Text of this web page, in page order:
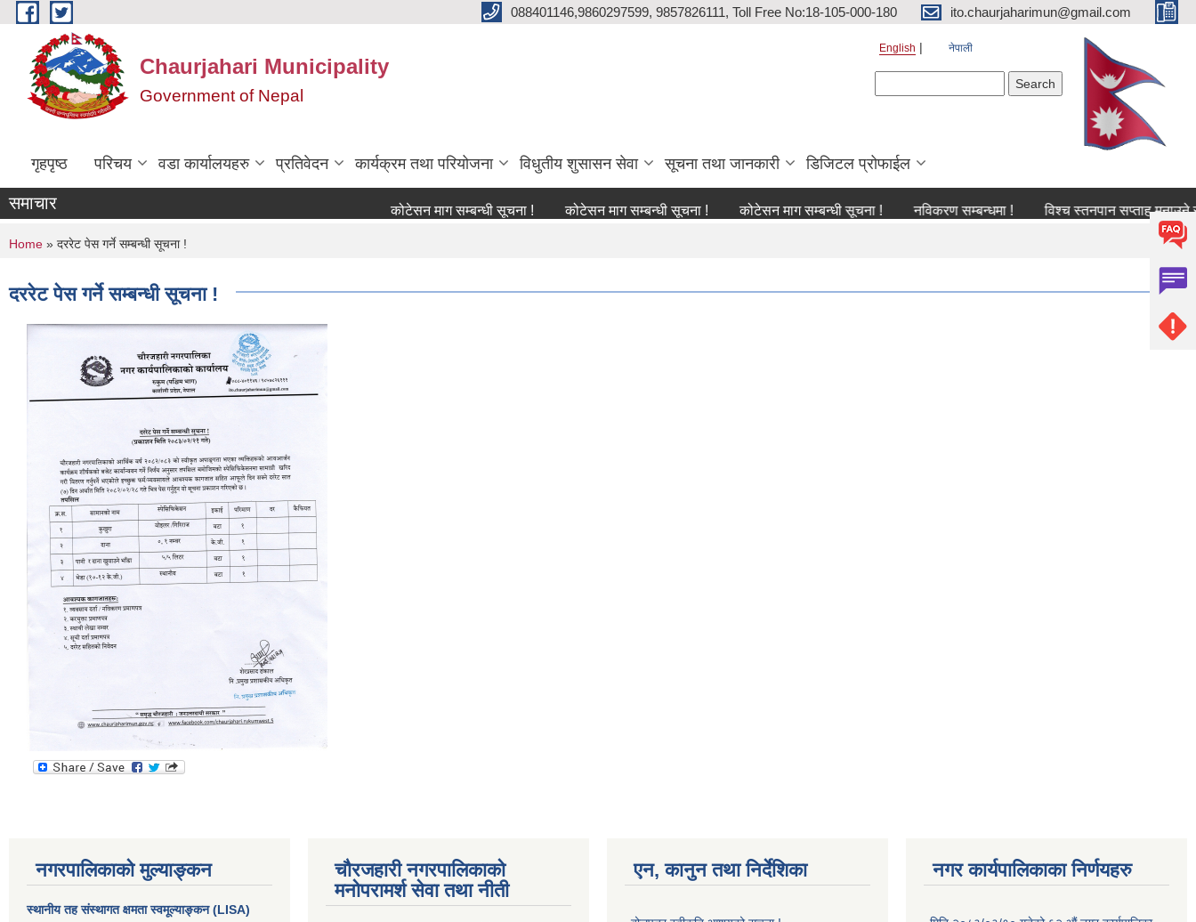
Skip to main content 088401146,9860297599, 9857826111, Toll Free No:18-105-000-180 ito.chaurjaharimun@gmail.com
Chaurjahari Municipality
Government of Nepal
English नेपाली
गृहपृष्ठ परिचय वडा कार्यालयहरु प्रतिवेदन कार्यक्रम तथा परियोजना विधुतीय शुसासन सेवा सूचना तथा जानकारी डिजिटल प्रोफाईल
समाचार कोटेसन माग सम्बन्धी सूचना ! कोटेसन माग सम्बन्धी सूचना ! कोटेसन माग सम्बन्धी सूचना ! नविकरण सम्बन्धमा ! विश्च स्तनपान सप्ताह मनाउने सम्बन्धी
You are here
Home » दररेट पेस गर्ने सम्बन्धी सूचना !
दररेट पेस गर्ने सम्बन्धी सूचना !
नगरपालिकाको मुल्याङ्कन
स्थानीय तह संस्थागत क्षमता स्वमूल्याङ्कन (LISA)
चौरजहारी नगरपालिकाको
मनोपरामर्श सेवा तथा नीती
एन, कानुन तथा निर्देशिका नगर कार्यपालिकाका निर्णयहरु